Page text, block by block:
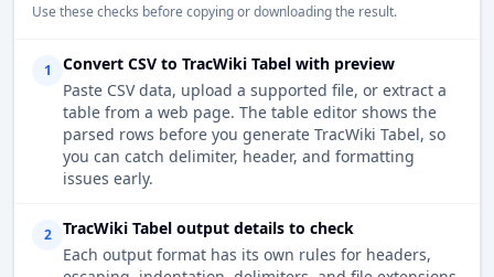
Use these checks before copying or downloading the result.
1
Convert CSV to TracWiki Tabel with preview
Paste CSV data, upload a supported file, or extract a
table from a web page. The table editor shows the
parsed rows before you generate TracWiki Tabel, so
you can catch delimiter, header, and formatting
issues early.
2
TracWiki Tabel output details to check
Each output format has its own rules for headers,